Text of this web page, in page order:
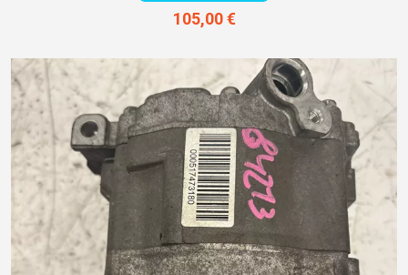
105,00 €